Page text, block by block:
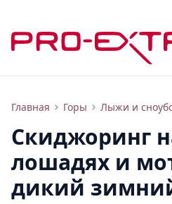
Главная Горы Лыжи и
Скиджоринг: дикий зимний экстрим, о котором вы никогда не слышали
Скиджоринг
лошадях и
дикий